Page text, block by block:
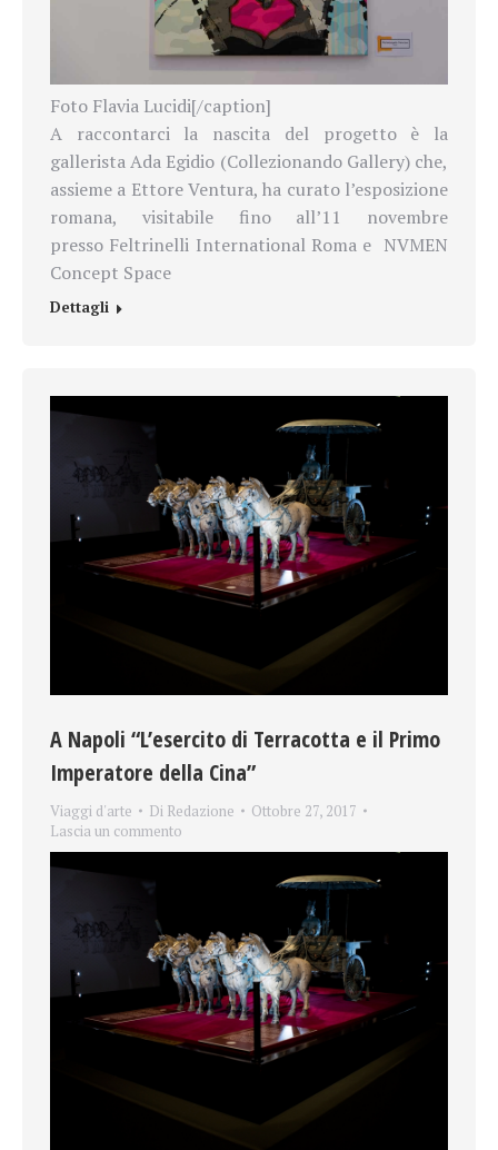
Foto Flavia Lucidi[/caption]
A raccontarci la nascita del progetto è la
gallerista Ada Egidio (Collezionando Gallery) che,
assieme a Ettore Ventura, ha curato l’esposizione
romana, visitabile fino all’11 novembre
presso Feltrinelli International Roma e NVMEN
Concept Space
Dettagli
A Napoli “L’esercito di Terracotta e il Primo
Imperatore della Cina”
Viaggi d'arte Di Redazione
Ottobre 27, 2017
Lascia un commento